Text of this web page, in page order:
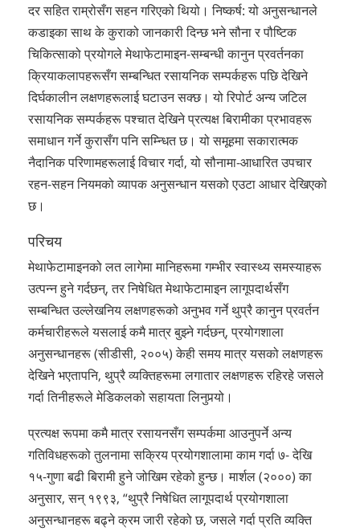
दर सहित राम्रोसँग सहन गरिएको थियो। निष्कर्ष: यो अनुसन्धानले
कडाइका साथ के कुराको जानकारी दिन्छ भने सौना र पौष्टिक
चिकित्साको प्रयोगले मेथाफेटामाइन-सम्बन्धी कानुन प्रवर्तनका
क्रियाकलापहरूसँग सम्बन्धित रसायनिक सम्पर्कहरू पछि देखिने
दिर्घकालीन लक्षणहरूलाई घटाउन सक्छ। यो रिपोर्ट अन्य जटिल
रसायनिक सम्पर्कहरू पश्चात देखिने प्रत्यक्ष बिरामीका प्रभावहरू
समाधान गर्ने कुरासँग पनि सम्न्धित छ। यो समूहमा सकारात्मक
नैदानिक परिणामहरूलाई विचार गर्दा, यो सौनामा-आधारित उपचार
रहन-सहन नियमको व्यापक अनुसन्धान यसको एउटा आधार देखिएको
छ।
परिचय
मेथाफेटामाइनको लत लागेमा मानिहरूमा गम्भीर स्वास्थ्य समस्याहरू
उत्पन्न हुने गर्दछन्, तर निषेधित मेथाफेटामाइन लागूपदार्थसँग
सम्बन्धित उल्लेखनिय लक्षणहरूको अनुभव गर्ने थुप्रै कानुन प्रवर्तन
कर्मचारीहरूले यसलाई कमै मात्र बुझ्ने गर्दछन्, प्रयोगशाला
अनुसन्धानहरू (सीडीसी, २००५) केही समय मात्र यसको लक्षणहरू
देखिने भएतापनि, थुप्रै व्यक्तिहरूमा लगातार लक्षणहरू रहिरहे जसले
गर्दा तिनीहरूले मेडिकलको सहायता लिनुपर्‍यो।
प्रत्यक्ष रूपमा कमै मात्र रसायनसँग सम्पर्कमा आउनुपर्ने अन्य
गतिविधहरूको तुलनामा सक्रिय प्रयोगशालामा काम गर्दा ७- देखि
१५-गुणा बढी बिरामी हुने जोखिम रहेको हुन्छ। मार्शल (२०००) का
अनुसार, सन् १९९३, “थुप्रै निषेधित लागूपदार्थ प्रयोगशाला
अनुसन्धानहरू बढ्ने क्रम जारी रहेको छ, जसले गर्दा प्रति व्यक्ति